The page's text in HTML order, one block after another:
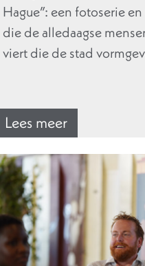
Hague”: een fotoserie
die de alledaagse
viert die de stad
Lees meer